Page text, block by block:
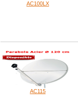
AC100LX
AC115